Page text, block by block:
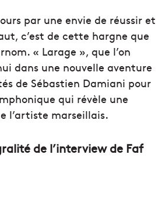
par une envie de réussir et
c’est de cette hargne que
« Larage », que l’on
dans une nouvelle aventure
de Sébastien Damiani pour
qui révèle une
l’artiste marseillais.
de l’interview de Faf